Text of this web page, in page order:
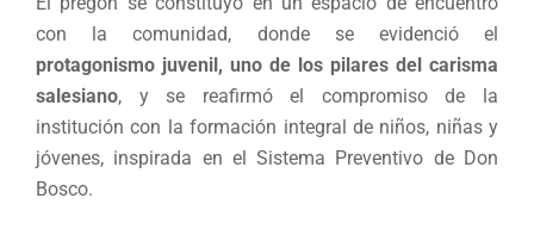
con la comunidad, donde se evidenció el
protagonismo juvenil, uno de los pilares del carisma
salesiano, y se reafirmó el compromiso de la
institución con la formación integral de niños, niñas y
jóvenes, inspirada en el Sistema Preventivo de Don
Bosco.